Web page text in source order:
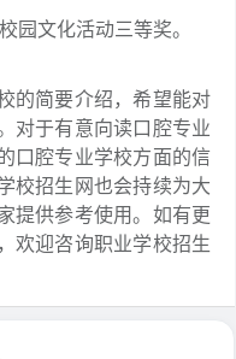
园文化活动三等奖。
的简要介绍，希望能对
对于有意向读口腔专业
口腔专业学校方面的信
校招生网也会持续为大
提供参考使用。如有更
欢迎咨询职业学校招生